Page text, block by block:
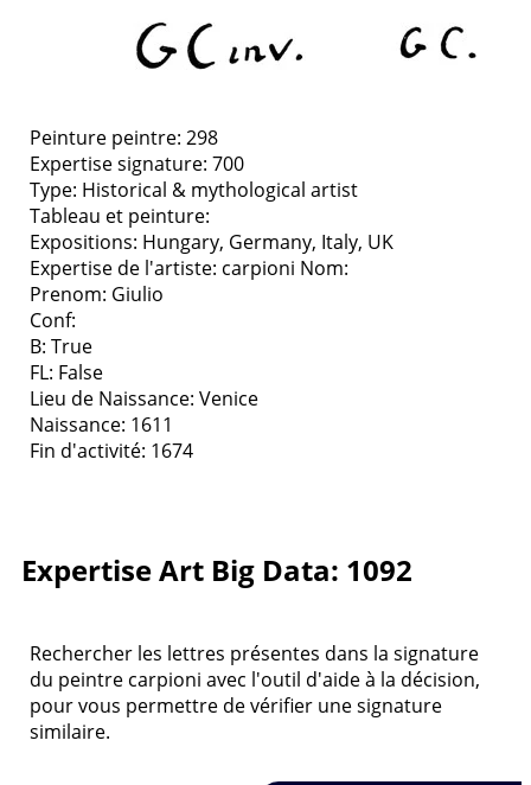
Peinture peintre: 298
Expertise signature: 700
Type: Historical & mythological artist
Tableau et peinture:
Expositions: Hungary, Germany, Italy, UK
Expertise de l'artiste: carpioni Nom:
Prenom: Giulio
Conf:
B: True
FL: False
Lieu de Naissance: Venice
Naissance: 1611
Fin d'activité: 1674
Expertise Art Big Data: 1092
Rechercher les lettres présentes dans la signature
du peintre carpioni avec l'outil d'aide à la décision,
pour vous permettre de vérifier une signature
similaire.